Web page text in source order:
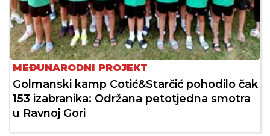
MEĐUNARODNI PROJEKT
Golmanski kamp Cotić&Starčić pohodilo čak
153 izabranika: Održana petotjedna smotra
u Ravnoj Gori